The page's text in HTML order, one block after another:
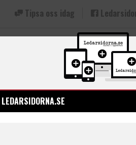
Tipsa oss idag